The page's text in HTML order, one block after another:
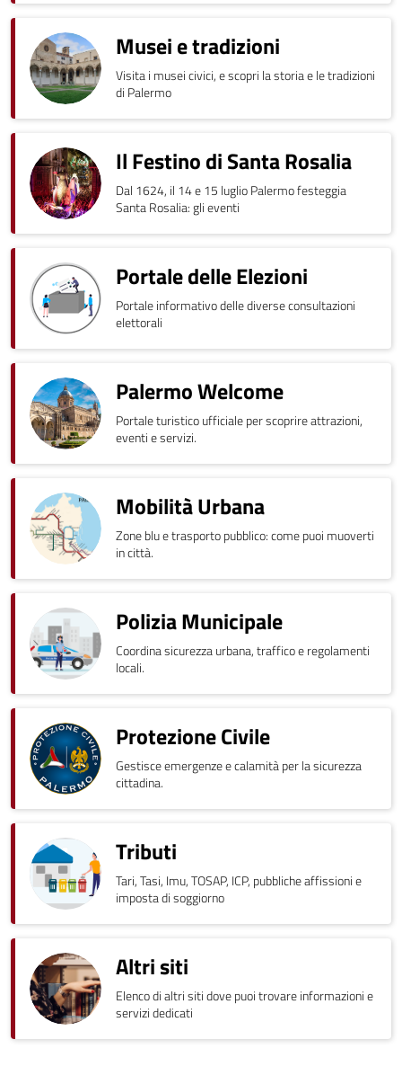
Musei e tradizioni
Visita i musei civici, e scopri la storia e le tradizioni
di Palermo
Il Festino di Santa Rosalia
Dal 1624, il 14 e 15 luglio Palermo festeggia
Santa Rosalia: gli eventi
Portale delle Elezioni
Portale informativo delle diverse consultazioni
elettorali
Palermo Welcome
Portale turistico ufficiale per scoprire attrazioni,
eventi e servizi.
Mobilità Urbana
Zone blu e trasporto pubblico: come puoi muoverti
in città.
Polizia Municipale
Coordina sicurezza urbana, traffico e regolamenti
locali.
Protezione Civile
Gestisce emergenze e calamità per la sicurezza
cittadina.
Tributi
Tari, Tasi, Imu, TOSAP, ICP, pubbliche affissioni e
imposta di soggiorno
Altri siti
Elenco di altri siti dove puoi trovare informazioni e
servizi dedicati